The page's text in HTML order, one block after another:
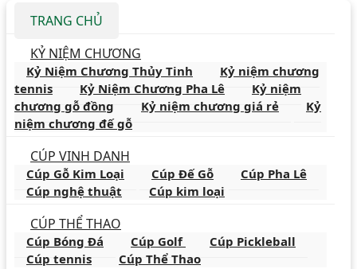
TRANG CHỦ
KỶ NIỆM CHƯƠNG
Kỷ Niệm Chương Thủy Tinh
Kỷ niệm chương
tennis
Kỷ Niệm Chương Pha Lê
Kỷ niệm
chương gỗ đồng
Kỷ niệm chương giá rẻ
Kỷ
niệm chương đế gỗ
CÚP VINH DANH
Cúp Gỗ Kim Loại Cúp Đế Gỗ
Cúp Pha Lê
Cúp nghệ thuật
Cúp kim loại
CÚP THỂ THAO
Cúp Bóng Đá Cúp Golf
Cúp Pickleball
Cúp tennis
Cúp Thể Thao